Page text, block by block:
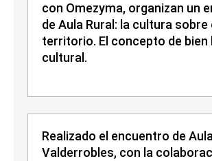
con Omezyma, organizan un
de Aula Rural: la cultura sobre
territorio. El concepto de bien
cultural.
Realizado el encuentro de
Valderrobles, con la